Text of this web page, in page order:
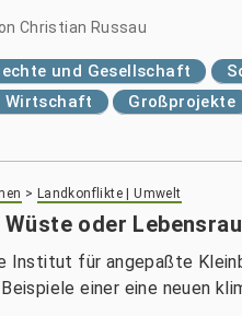
Christian Russau
und Gesellschaft
Wirtschaft
Großprojekte
> Landkonflikte | Umwelt
oder
Institut für angepaßte
einer eine neuen